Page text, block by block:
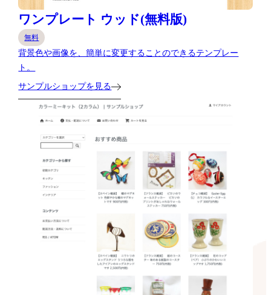
ワンプレート ウッド(無料版)
無料
背景色や画像を、簡単に変更することのできるテンプレー
ト。
サンプルショップを見る